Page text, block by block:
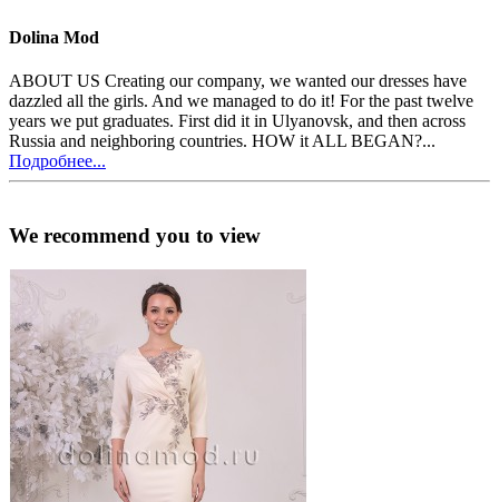
Dolina Mod
ABOUT US Creating our company, we wanted our dresses have
dazzled all the girls. And we managed to do it! For the past twelve
years we put graduates. First did it in Ulyanovsk, and then across
Russia and neighboring countries. HOW it ALL BEGAN?...
Подробнее...
We recommend you to view